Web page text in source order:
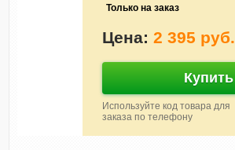
Только на заказ
Цена:2 395 руб.
Купить
Используйте код товара для
заказа по телефону